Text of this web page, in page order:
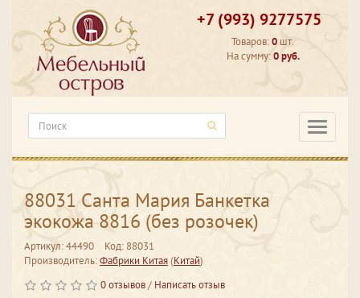
+7 (993) 9277575
Товаров:0 шт.
На сумму:0 руб.
88031 Санта Мария Банкетка
экокожа 8816 (без розочек)
Артикул: 44490
Код: 88031
Производитель:Фабрики Китая(Китай)
0 отзывов/ Написать отзыв